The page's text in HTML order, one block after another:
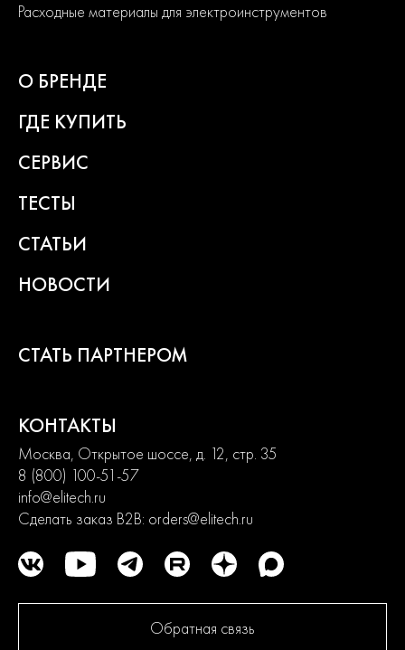
Расходные материалы для электроинструментов
О БРЕНДЕ
ГДЕ КУПИТЬ
СЕРВИС
ТЕСТЫ
СТАТЬИ
НОВОСТИ
СТАТЬ ПАРТНЕРОМ
КОНТАКТЫ
Москва, Открытое шоссе, д. 12, стр. 35
8 (800) 100-51-57
info@elitech.ru
Сделать заказ B2B: orders@elitech.ru
Обратная связь